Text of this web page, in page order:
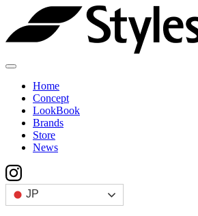
content
Home
Concept
LookBook
Brands
Store
News
JP